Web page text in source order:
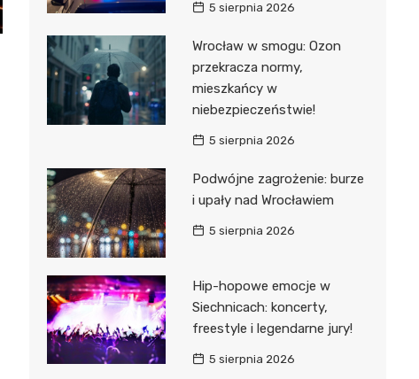
5 sierpnia 2026
Wrocław w smogu: Ozon
przekracza normy,
mieszkańcy w
niebezpieczeństwie!
5 sierpnia 2026
Podwójne zagrożenie: burze
i upały nad Wrocławiem
5 sierpnia 2026
Hip-hopowe emocje w
Siechnicach: koncerty,
freestyle i legendarne jury!
5 sierpnia 2026